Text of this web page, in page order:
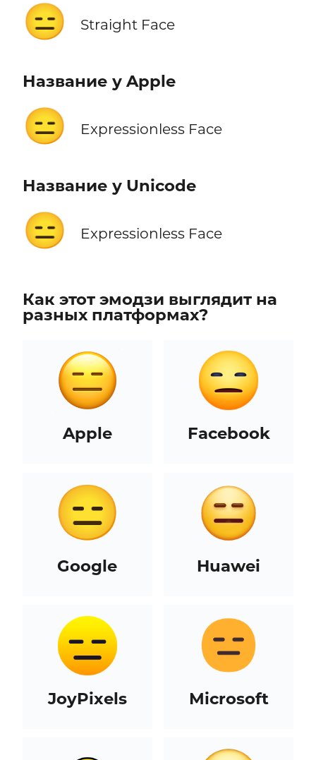
😑 Straight Face
Название у Apple
😑 Expressionless Face
Название у Unicode
😑 Expressionless Face
Как этот эмодзи выглядит на
разных платформах?
Apple Facebook
Google Huawei
JoyPixels Microsoft